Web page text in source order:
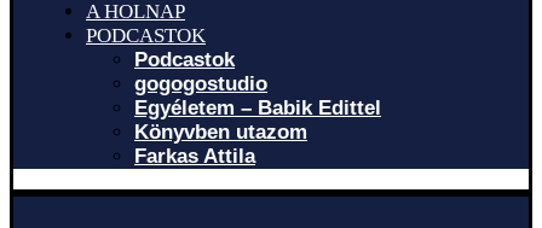
A HOLNAP
PODCASTOK
Podcastok
gogogostudio
Egyéletem – Babik Edittel
Könyvben utazom
Farkas Attila